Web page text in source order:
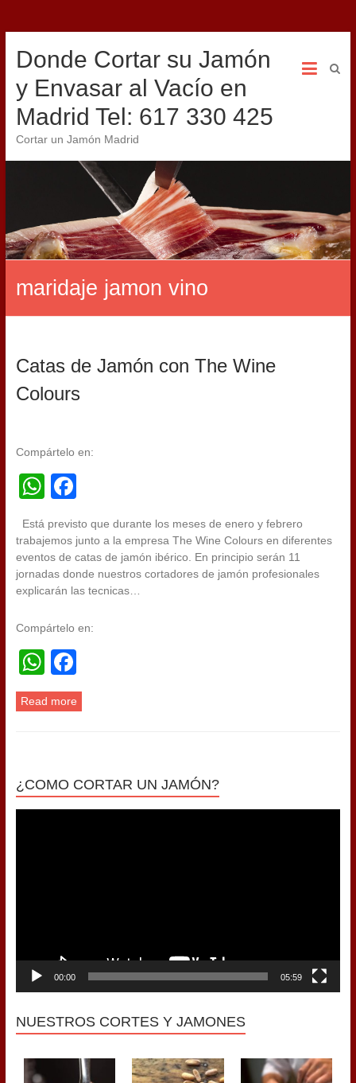
Donde Cortar su Jamón
y Envasar al Vacío en
Madrid Tel: 617 330 425
Cortar un Jamón Madrid
maridaje jamon vino
Catas de Jamón con The Wine
Colours
Compártelo en:
WhatsApp
Está previsto que durante los meses de enero y febrero
trabajemos junto a la empresa The Wine Colours en diferentes
eventos de catas de jamón ibérico. En principio serán 11
jornadas donde nuestros cortadores de jamón profesionales
explicarán las tecnicas…
Compártelo en:
WhatsApp
Read more
¿COMO CORTAR UN JAMÓN?
00:00 05:59
NUESTROS CORTES Y JAMONES